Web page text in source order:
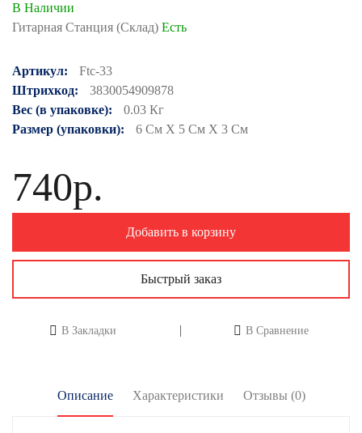
В Наличии
Гитарная Станция (Склад) Есть
Артикул:
Ftc-33
Штрихкод:
3830054909878
Вес (в упаковке):
0.03 Кг
Размер (упаковки):
6 См X 5 См X 3 См
740р.
Добавить в корзину
Быстрый заказ
В Закладки В Сравнение
Описание Характеристики Отзывы (0)